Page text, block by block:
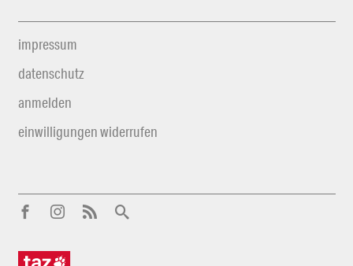
impressum
datenschutz
anmelden
einwilligungen widerrufen